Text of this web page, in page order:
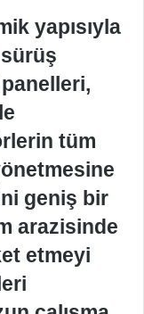
yapısıyla
tüm
geniş bir
arazisinde
etmeyi